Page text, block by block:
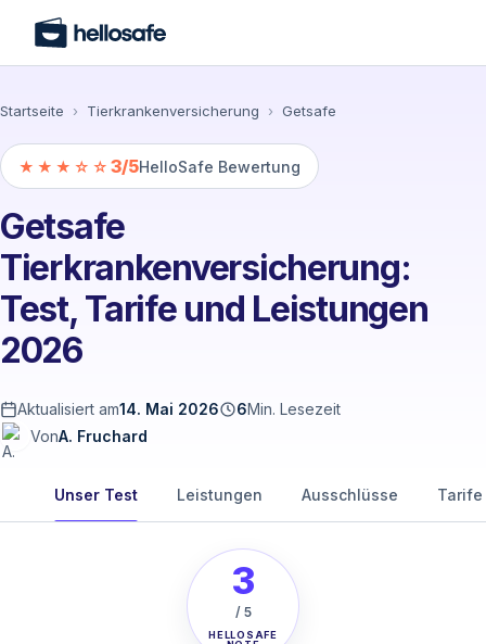
Startseite › Tierkrankenversicherung › Getsafe
★★★☆☆ 3/5HelloSafe Bewertung
Getsafe
Tierkrankenversicherung:
Test, Tarife und Leistungen
2026
Aktualisiert am14. Mai 2026 6Min. Lesezeit
VonA. Fruchard
Unser Test Leistungen Ausschlüsse Tarife
3
/ 5
HELLOSAFE